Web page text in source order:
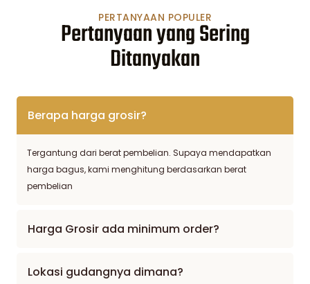
PERTANYAAN POPULER
Pertanyaan yang Sering
Ditanyakan
Berapa harga grosir?
Tergantung dari berat pembelian. Supaya mendapatkan
harga bagus, kami menghitung berdasarkan berat
pembelian
Harga Grosir ada minimum order?
Lokasi gudangnya dimana?